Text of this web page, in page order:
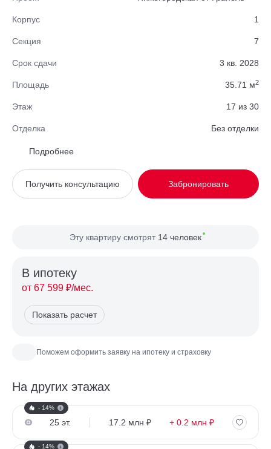
Корпус 1
Секция 7
Срок сдачи 3 кв. 2028
Площадь 35.71 м2
Этаж 17 из 30
Отделка Без отделки
Район
Вид из окна На улицу
Планировка Односторонняя
Подробнее
Забронировать
Получить консультацию
Эту квартиру смотрят 14 человек
В ипотекy
от 67 599 ₽/мес.
Показать расчет
Поможем оформить заявку на ипотеку и страховку
На других этажах
- 14%
25 эт. 17.2 млн ₽ + 0.2 млн ₽
- 14%